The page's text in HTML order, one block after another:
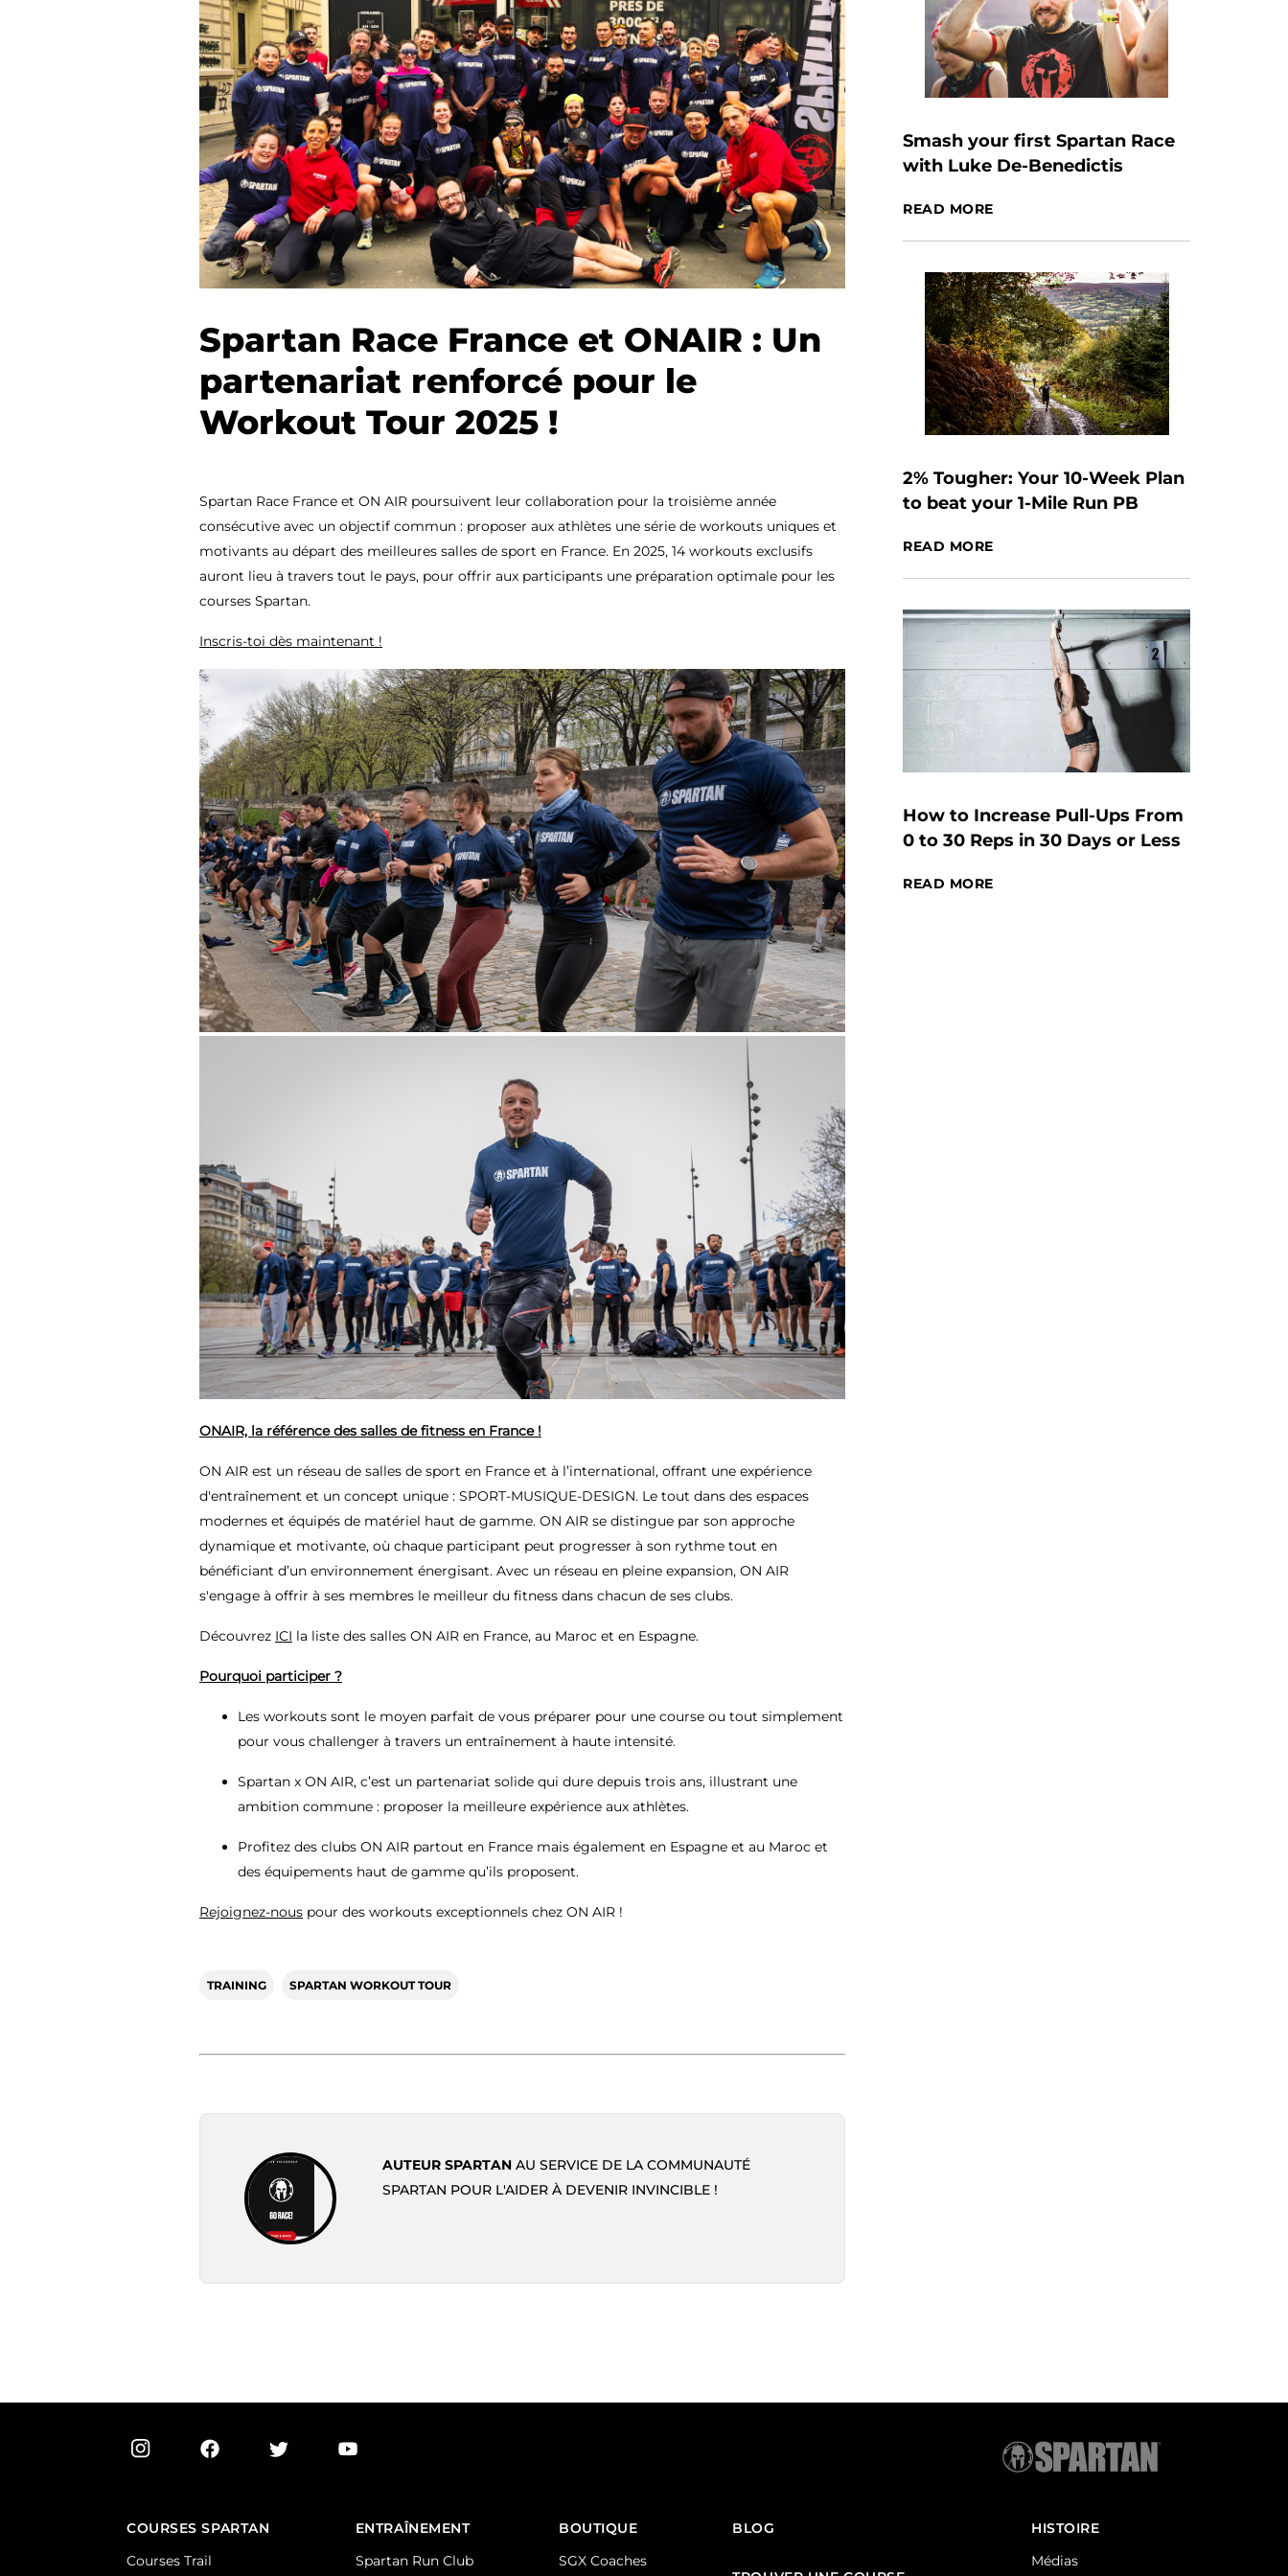
Spartan Race France et ONAIR : Un
partenariat renforcé pour le
Workout Tour 2025 !
Spartan Race France et ON AIR poursuivent leur collaboration pour la troisième année
consécutive avec un objectif commun : proposer aux athlètes une série de workouts uniques et
motivants au départ des meilleures salles de sport en France. En 2025, 14 workouts exclusifs
auront lieu à travers tout le pays, pour offrir aux participants une préparation optimale pour les
courses Spartan.
Inscris-toi dès maintenant !
ONAIR, la référence des salles de fitness en France !
ON AIR est un réseau de salles de sport en France et à l’international, offrant une expérience
d'entraînement et un concept unique : SPORT-MUSIQUE-DESIGN. Le tout dans des espaces
modernes et équipés de matériel haut de gamme. ON AIR se distingue par son approche
dynamique et motivante, où chaque participant peut progresser à son rythme tout en
bénéficiant d’un environnement énergisant. Avec un réseau en pleine expansion, ON AIR
s'engage à offrir à ses membres le meilleur du fitness dans chacun de ses clubs.
Découvrez ICI la liste des salles ON AIR en France, au Maroc et en Espagne.
Pourquoi participer ?
Les workouts sont le moyen parfait de vous préparer pour une course ou tout simplement
pour vous challenger à travers un entraînement à haute intensité.
Spartan x ON AIR, c’est un partenariat solide qui dure depuis trois ans, illustrant une
ambition commune : proposer la meilleure expérience aux athlètes.
Profitez des clubs ON AIR partout en France mais également en Espagne et au Maroc et
des équipements haut de gamme qu’ils proposent.
Rejoignez-nous pour des workouts exceptionnels chez ON AIR !
TRAINING SPARTAN WORKOUT TOUR
AUTEUR SPARTAN AU SERVICE DE LA COMMUNAUTÉ
SPARTAN POUR L'AIDER À DEVENIR INVINCIBLE !
Smash your first Spartan Race
with Luke De-Benedictis
READ MORE
2% Tougher: Your 10-Week Plan
to beat your 1-Mile Run PB
READ MORE
How to Increase Pull-Ups From
0 to 30 Reps in 30 Days or Less
READ MORE
COURSES SPARTAN
Courses Trail
ENTRAÎNEMENT
Spartan Run Club
BOUTIQUE
SGX Coaches
BLOG
HISTOIRE
Médias